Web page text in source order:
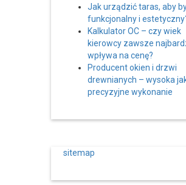
Jak urządzić taras, aby
funkcjonalny i
Kalkulator OC – czy wiek
kierowcy zawsze
wpływa na cenę?
Producent okien i drzwi
drewnianych – wysoka
precyzyjne wykonanie
sitemap